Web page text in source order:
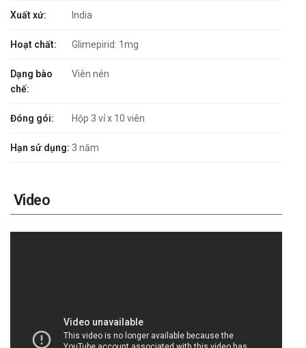
Xuất xứ: India
Hoạt chất: Glimepirid: 1mg
Dạng bào
chế:
Viên nén
Đóng gói: Hộp 3 vỉ x 10 viên
Hạn sử dụng: 3 năm
Video